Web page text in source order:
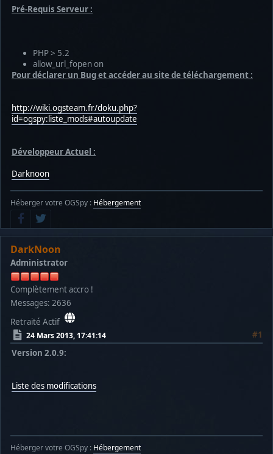
Pré-Requis Serveur :
PHP > 5.2
allow_url_fopen on
Pour déclarer un Bug et accéder au site de téléchargement :
http://wiki.ogsteam.fr/doku.php?
id=ogspy:liste_mods#autoupdate
Développeur Actuel :
Darknoon
Héberger votre OGSpy : Hébergement
DarkNoon
Administrator
Complètement accro !
Messages: 2636
Retraité Actif
24 Mars 2013, 17:41:14
#1
Version 2.0.9:
Liste des modifications
Héberger votre OGSpy : Hébergement